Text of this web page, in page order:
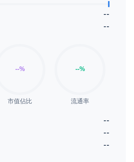
--
--
市值佔比 流通率
--
--
--